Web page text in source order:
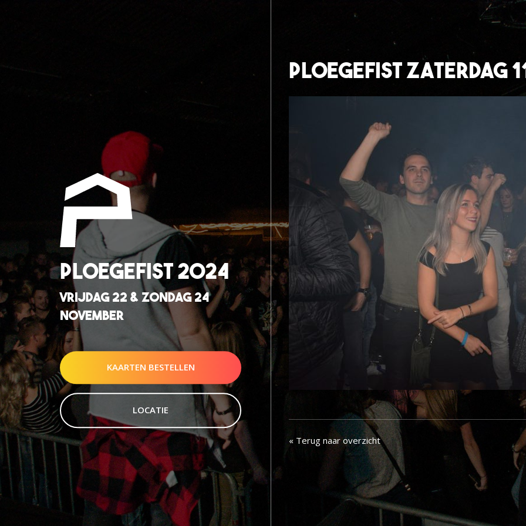
PLOEGEFIST 2024
VRIJDAG 22 & ZONDAG 24
NOVEMBER
KAARTEN BESTELLEN
LOCATIE
Ploegefist Zaterdag
« Terug naar overzicht